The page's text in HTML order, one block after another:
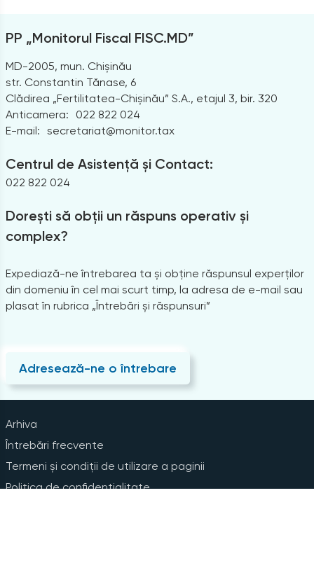
PP „Monitorul Fiscal FISC.MD”
MD-2005, mun. Chișinău
str. Constantin Tănase, 6
Clădirea „Fertilitatea-Chișinău” S.A., etajul 3, bir. 320
Anticamera:
022 822 024
E-mail: secretariat@monitor.tax
Centrul de Asistență și Contact:
022 822 024
Dorești să obții un răspuns operativ și
complex?
Expediază-ne întrebarea ta și obține răspunsul experților
din domeniu în cel mai scurt timp, la adresa de e-mail sau
plasat în rubrica „Întrebări și răspunsuri”
Adresează-ne o întrebare
Arhiva
Întrebări frecvente
Termeni și condiții de utilizare a paginii
Politica de confidențialitate